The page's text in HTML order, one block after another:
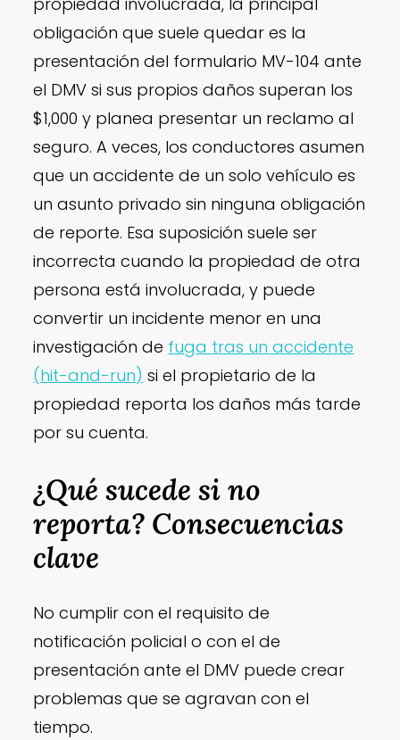
obligación que suele quedar es la
presentación del formulario MV-104 ante
el DMV si sus propios daños superan los
$1,000 y planea presentar un reclamo al
seguro. A veces, los conductores asumen
que un accidente de un solo vehículo es
un asunto privado sin ninguna obligación
de reporte. Esa suposición suele ser
incorrecta cuando la propiedad de otra
persona está involucrada, y puede
convertir un incidente menor en una
investigación de fuga tras un accidente
(hit-and-run) si el propietario de la
propiedad reporta los daños más tarde
por su cuenta.
¿Qué sucede si no
reporta? Consecuencias
clave
No cumplir con el requisito de
notificación policial o con el de
presentación ante el DMV puede crear
problemas que se agravan con el
tiempo.